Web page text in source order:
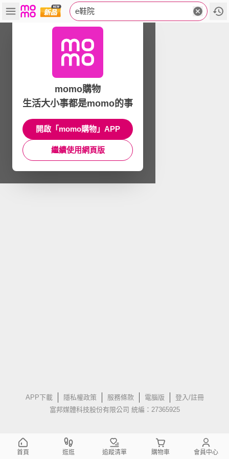
e鞋院
APP下載 隱私權政策 服務條款 電腦版
登入/註冊
富邦媒體科技股份有限公司 統編：27365925
momo購物
生活大小事都是momo的事
開啟「momo購物」APP
繼續使用網頁版
首頁 逛逛 追蹤清單 購物車 會員中心